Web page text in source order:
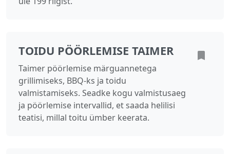
TOIDU PÖÖRLEMISE TAIMER
Taimer pöörlemise märguannetega
grillimiseks, BBQ-ks ja toidu
valmistamiseks. Seadke kogu valmistusaeg
ja pöörlemise intervallid, et saada helilisi
teatisi, millal toitu ümber keerata.